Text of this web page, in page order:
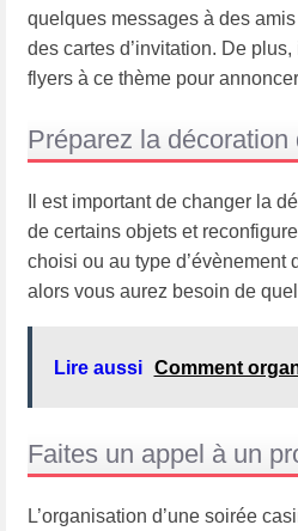
quelques messages à des
des cartes d’invitation. De
flyers à ce thème pour
Préparez la
Il est important de changer la
de certains objets et
choisi ou au type d’évènement
alors vous aurez besoin de
Lire aussi Comment
Faites un appel à un
L’organisation d’une soirée